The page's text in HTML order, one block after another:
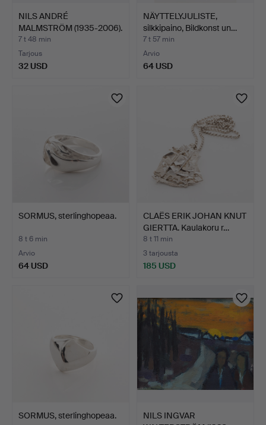
NILS ANDRÉ
MALMSTRÖM (1935-2006).
Omfamnin…
7 t 48 min
Tarjous
32 USD
NÄYTTELYJULISTE,
silkkipaino, Bildkonst un…
7 t 57 min
Arvio
64 USD
SORMUS, sterlinghopeaa.
8 t 6 min
Arvio
64 USD
CLAËS ERIK JOHAN KNUT
GIERTTA. Kaulakoru r…
8 t 11 min
3 tarjousta
185 USD
SORMUS, sterlinghopeaa.
NILS INGVAR